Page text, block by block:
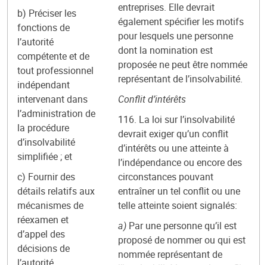
b) Préciser les
fonctions de
l’autorité
compétente et de
tout professionnel
indépendant
intervenant dans
l’administration de
la procédure
d’insolvabilité
simplifiée ; et
c) Fournir des
détails relatifs aux
mécanismes de
réexamen et
d’appel des
décisions de
entreprises. Elle devrait
également spécifier les motifs
pour lesquels une personne
dont la nomination est
proposée ne peut être nommée
représentant de l’insolvabilité.
Conflit d’intérêts
116. La loi sur l’insolvabilité
devrait exiger qu’un conflit
d’intérêts ou une atteinte à
l’indépendance ou encore des
circonstances pouvant
entraîner un tel conflit ou une
telle atteinte soient signalés:
a) Par une personne qu’il est
proposé de nommer ou qui est
nommée représentant de